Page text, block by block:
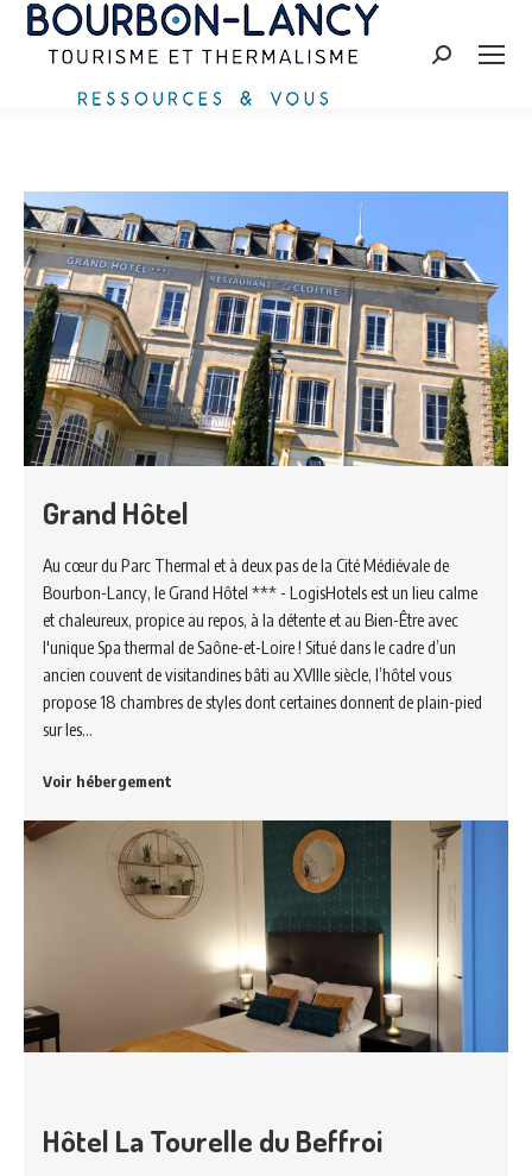
Recherche
Grand Hôtel
Au cœur du Parc Thermal et à deux pas de la Cité Médiévale de
Bourbon-Lancy, le Grand Hôtel *** - LogisHotels est un lieu calme
et chaleureux, propice au repos, à la détente et au Bien-Être avec
l'unique Spa thermal de Saône-et-Loire ! Situé dans le cadre d’un
ancien couvent de visitandines bâti au XVIIIe siècle, l’hôtel vous
propose 18 chambres de styles dont certaines donnent de plain-pied
sur les…
Voir hébergement
Hôtel La Tourelle du Beffroi